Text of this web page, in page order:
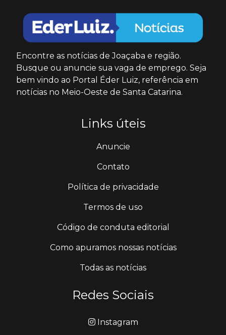
Encontre as notícias de Joaçaba e região.
Busque ou anuncie sua vaga de emprego. Seja
bem vindo ao Portal Éder Luiz, referência em
notícias no Meio-Oeste de Santa Catarina.
Links úteis
Anuncie
Contato
Política de privacidade
Termos de uso
Código de conduta editorial
Como apuramos nossas notícias
Todas as notícias
Redes Sociais
Instagram